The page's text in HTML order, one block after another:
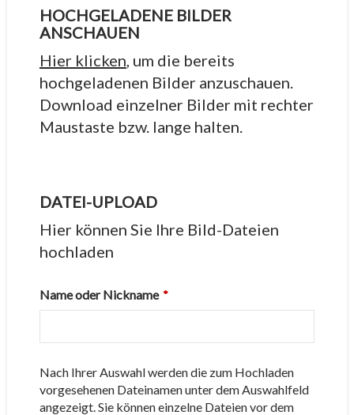
HOCHGELADENE BILDER
ANSCHAUEN
Hier klicken, um die bereits
hochgeladenen Bilder anzuschauen.
Download einzelner Bilder mit rechter
Maustaste bzw. lange halten.
DATEI-UPLOAD
Hier können Sie Ihre Bild-Dateien
hochladen
Name oder Nickname *
Nach Ihrer Auswahl werden die zum Hochladen
vorgesehenen Dateinamen unter dem Auswahlfeld
angezeigt. Sie können einzelne Dateien vor dem